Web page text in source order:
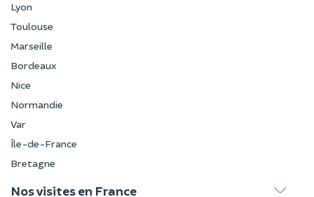
Lyon
Toulouse
Marseille
Bordeaux
Nice
Normandie
Var
Île-de-France
Bretagne
Nos visites en France